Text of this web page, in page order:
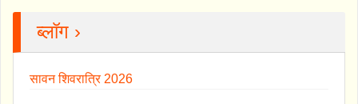
ब्लॉग ›
सावन शिवरात्रि 2026